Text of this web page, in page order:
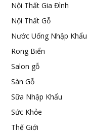
Nội Thất Gia Đình
Nội Thất Gỗ
Nước Uống Nhập Khẩu
Rong Biển
Salon gỗ
Sàn Gỗ
Sữa Nhập Khẩu
Sức Khỏe
Thế Giới